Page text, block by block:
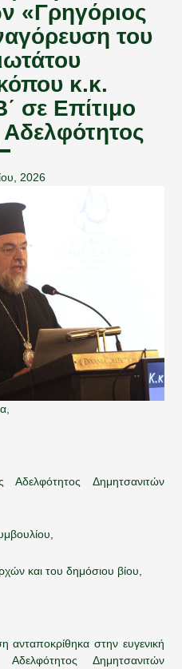
«Γρηγόριος
του
κ.κ.
σε Επίτιμο
2026
Αδελφότητος Δημητσανιτών
και του δημόσιου βίου,
ανταποκρίθηκα στην ευγενική
Δημητσανιτών